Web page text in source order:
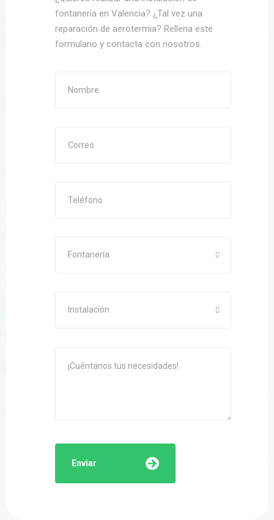
fontanería en Valencia? ¿Tal vez una
reparación de aerotermia? Rellena este
formulario y contacta con nosotros.
Fontanería
Instalación
Enviar